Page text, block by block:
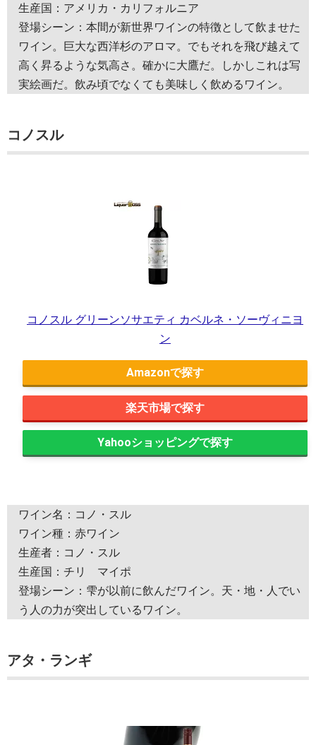
生産国：アメリカ・カリフォルニア
登場シーン：本間が新世界ワインの特徴として飲ませた
ワイン。巨大な西洋杉のアロマ。でもそれを飛び越えて
高く昇るような気高さ。確かに大鷹だ。しかしこれは写
実絵画だ。飲み頃でなくても美味しく飲めるワイン。
コノスル
コノスル グリーンソサエティ カベルネ・ソーヴィニヨ
ン
Amazon
楽天市場
Yahooショッピング
ワイン名：コノ・スル
ワイン種：赤ワイン
生産者：コノ・スル
生産国：チリ マイポ
登場シーン：雫が以前に飲んだワイン。天・地・人でい
う人の力が突出しているワイン。
アタ・ランギ